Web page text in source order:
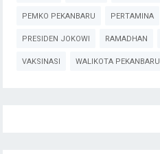
PEMKO PEKANBARU PERTAMINA
PRESIDEN JOKOWI RAMADHAN
VAKSINASI WALIKOTA PEKANBARU